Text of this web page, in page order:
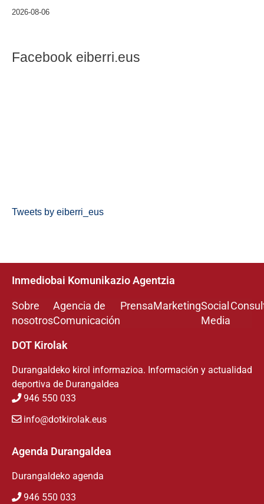
2026-08-06
Facebook eiberri.eus
Tweets by eiberri_eus
Inmediobai Komunikazio Agentzia
Sobre
nosotros
Agencia de
Comunicación
PrensaMarketingSocial
Media
DOT Kirolak
Durangaldeko kirol informazioa. Información y actualidad
deportiva de Durangaldea
946 550 033
info@dotkirolak.eus
Agenda Durangaldea
Durangaldeko agenda
946 550 033